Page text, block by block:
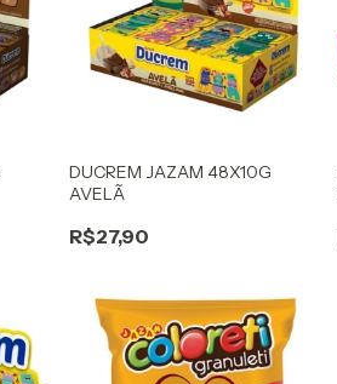
DUCREM JAZAM 48X10G
AVELÃ
R$27,90